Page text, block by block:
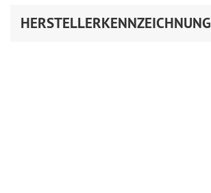
HERSTELLERKENNZEICHNUNG